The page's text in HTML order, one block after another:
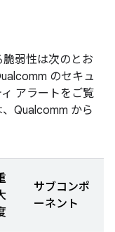
弱性は次のとお
のセキュ
アラートをご覧
Qualcomm から
サブコンポ
ーネント